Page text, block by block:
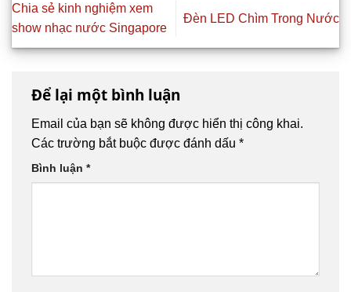
Chia sẻ kinh nghiệm xem
show nhạc nước Singapore
Đèn LED Chìm Trong Nước
Để lại một bình luận
Email của bạn sẽ không được hiển thị công khai.
Các trường bắt buộc được đánh dấu *
Bình luận *